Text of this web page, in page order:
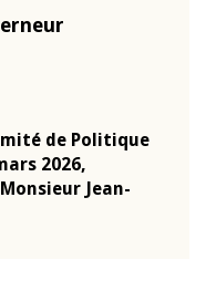
de Politique
2026,
Jean-